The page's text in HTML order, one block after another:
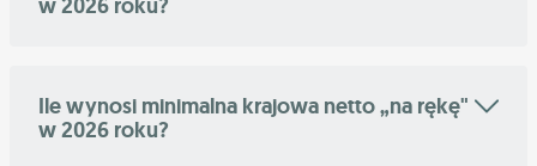
w 2026 roku?
Ile wynosi minimalna krajowa netto „na rękę"
w 2026 roku?